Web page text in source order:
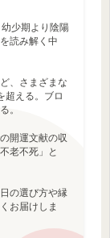
少期より陰陽
読み解く中
、さまざまな
超える。ブロ
。
開運文献の収
老不死」と
の選び方や縁
お届けしま